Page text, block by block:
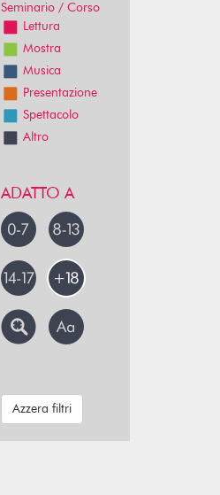
Seminario / Corso
Lettura
Mostra
Musica
Presentazione
Spettacolo
Altro
ADATTO A
Azzera filtri